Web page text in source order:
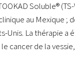
Soluble®
au Mexique ;
Unis. La thérapie a
cancer de la